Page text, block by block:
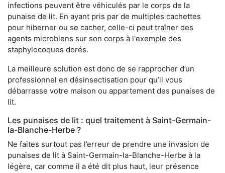
infections peuvent être véhiculés par le corps de la
punaise de lit. En ayant pris par de multiples cachettes
pour hiberner ou se cacher, celle-ci peut traîner des
agents microbiens sur son corps à l'exemple des
staphylocoques dorés.
La meilleure solution est donc de se rapprocher d’un
professionnel en désinsectisation pour qu’il vous
débarrasse votre maison ou appartement des punaises de
lit.
Les punaises de lit : quel traitement à Saint-Germain-
la-Blanche-Herbe ?
Ne faites surtout pas l’erreur de prendre une invasion de
punaises de lit à Saint-Germain-la-Blanche-Herbe à la
légère, car comme il a été dit plus haut, leur présence